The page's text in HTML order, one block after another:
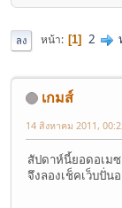
ลง หน้า 1 2
เกมส์
14 สิงหาคม 2011,
สัปดาห์นี้ยอดอเม
จึงลองเช็คเว็บปั่น